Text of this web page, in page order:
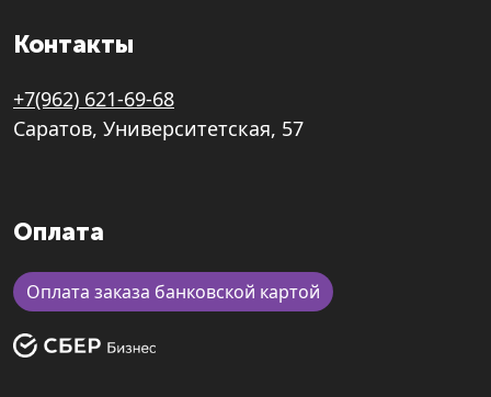
Контакты
+7(962) 621-69-68
Саратов, Университетская, 57
Оплата
Оплата заказа банковской картой